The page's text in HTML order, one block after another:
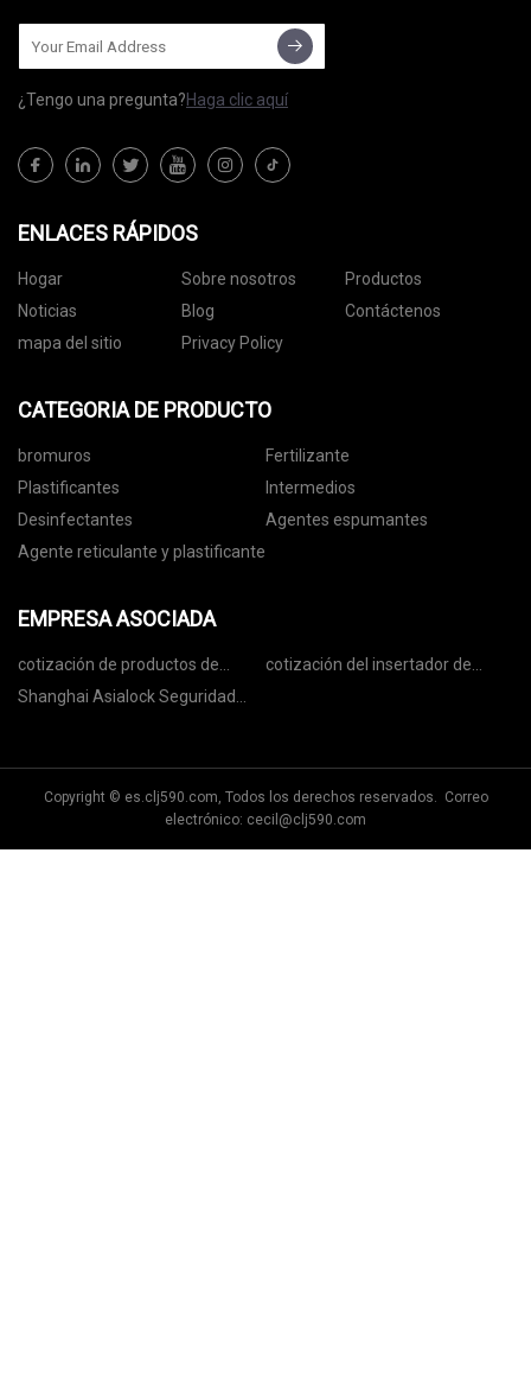
¿Tengo una pregunta?Haga clic aquí
ENLACES RÁPIDOS
Hogar Sobre nosotros
Productos
Noticias
Blog
Contáctenos
mapa del sitio
Privacy Policy
CATEGORIA DE PRODUCTO
bromuros
Fertilizante
Plastificantes
Intermedios
Desinfectantes
Agentes espumantes
Agente reticulante y plastificante
EMPRESA ASOCIADA
cotización de productos de
titanio
cotización del insertador de
Shanghai Asialock Seguridad
Copyright © es.clj590.com, Todos los derechos reservados. Correo
electrónico: cecil@clj590.com